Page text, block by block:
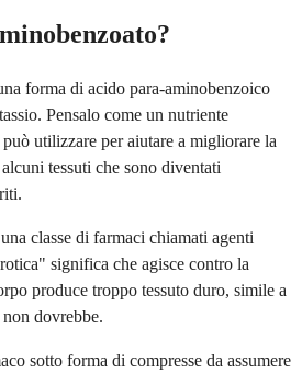
forma di acido para-aminobenzoico
Pensalo come un nutriente
utilizzare per aiutare a migliorare la
tessuti che sono diventati
classe di farmaci chiamati agenti
significa che agisce contro la
produce troppo tessuto duro, simile a
dovrebbe.
sotto forma di compresse da assumere